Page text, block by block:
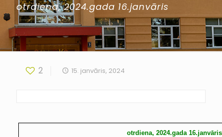
otrdiena, 2024.gada 16.janvāris
2 15. janvāris, 2024
otrdiena, 2024.gada 16.janvāris